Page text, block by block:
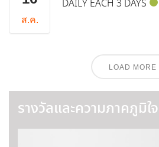
ส.ค.
DAILY EACH 3 DAYS
LOAD MORE
รางวัลและความภาคภูมิใจ